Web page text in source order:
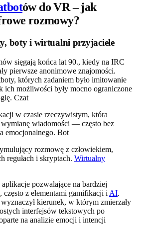
ów do VR – jak
rozmowy?
boty i wirtualni przyjaciele
sięgają końca lat 90., kiedy na IRC
pierwsze anonimowe znajomości.
których zadaniem było imitowanie
ich możliwości były mocno ograniczone
Czat
w czasie rzeczywistym, która
wiadomości — często bez
emocjonalnego. Bot
rozmowę z człowiekiem,
regułach i skryptach. Wirtualny
pozwalające na bardziej
, często z elementami gamifikacji i AI.
kierunek, w którym zmierzały
interfejsów tekstowych po
na analizie emocji i intencji